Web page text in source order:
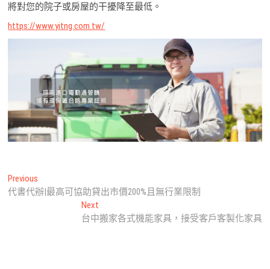
將對您的院子或房屋的干擾降至最低。
https://www.yitng.com.tw/
文
章
Previous
post:
代書代辦|最高可協助貸出市價200%且無行業限制
NextNext
post:
台中搬家各式機能家具，接受客戶客製化家具